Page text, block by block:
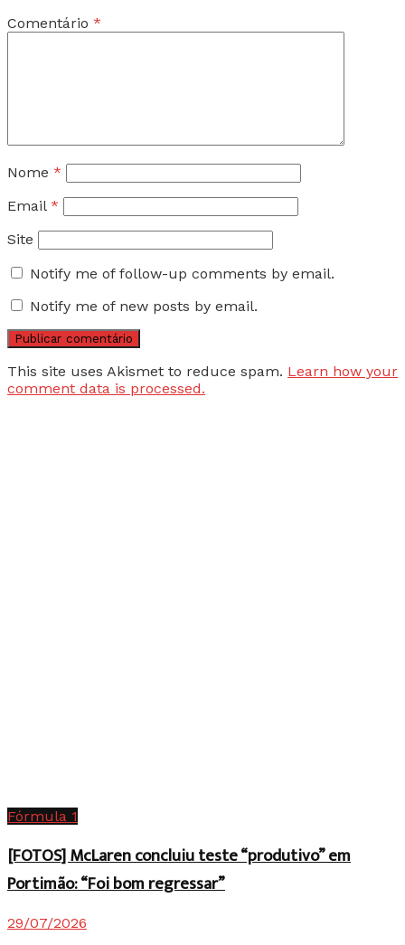
Comentário *
Nome *
Email *
Site
Notify me of follow-up comments by email.
Notify me of new posts by email.
This site uses Akismet to reduce spam. Learn how your
comment data is processed.
Fórmula 1
[FOTOS] McLaren concluiu teste “produtivo” em
Portimão: “Foi bom regressar”
29/07/2026